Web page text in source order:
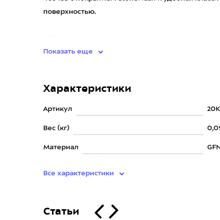
поверхностью.
Показать еще
Характеристики
Артикул
Вес (кг)
Материал GFN
Все характеристики
Статьи